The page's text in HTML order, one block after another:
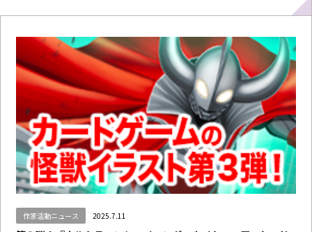
作家活動ニュース 2025.7.11